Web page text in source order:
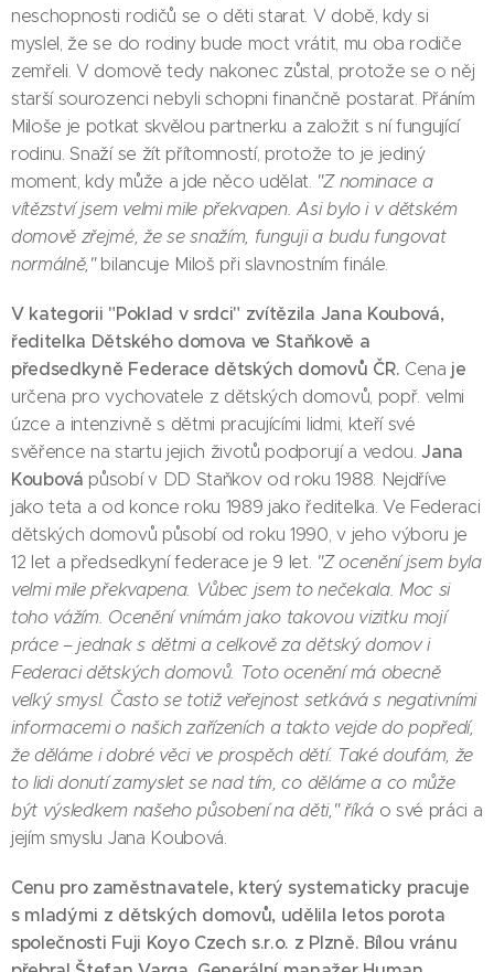
neschopnosti rodičů se o děti starat. V době, kdy si
myslel, že se do rodiny bude moct vrátit, mu oba rodiče
zemřeli. V domově tedy nakonec zůstal, protože se o něj
starší sourozenci nebyli schopni finančně postarat. Přáním
Miloše je potkat skvělou partnerku a založit s ní fungující
rodinu. Snaží se žít přítomností, protože to je jediný
moment, kdy může a jde něco udělat. "Z nominace a
vítězství jsem velmi mile překvapen. Asi bylo i v dětském
domově zřejmé, že se snažím, funguji a budu fungovat
normálně," bilancuje Miloš při slavnostním finále.
V kategorii "Poklad v srdci" zvítězila Jana Koubová,
ředitelka Dětského domova ve Staňkově a
předsedkyně Federace dětských domovů ČR. Cena je
určena pro vychovatele z dětských domovů, popř. velmi
úzce a intenzivně s dětmi pracujícími lidmi, kteří své
svěřence na startu jejich životů podporují a vedou.Jana
Koubová působí v DD Staňkov od roku 1988. Nejdříve
jako teta a od konce roku 1989 jako ředitelka. Ve Federaci
dětských domovů působí od roku 1990, v jeho výboru je
12 let a předsedkyní federace je 9 let. "Z ocenění jsem byla
velmi mile překvapena. Vůbec jsem to nečekala. Moc si
toho vážím. Ocenění vnímám jako takovou vizitku mojí
práce – jednak s dětmi a celkově za dětský domov i
Federaci dětských domovů. Toto ocenění má obecně
velký smysl. Často se totiž veřejnost setkává s negativními
informacemi o našich zařízeních a takto vejde do popředí,
že děláme i dobré věci ve prospěch dětí. Také doufám, že
to lidi donutí zamyslet se nad tím, co děláme a co může
být výsledkem našeho působení na děti," říká o své práci a
jejím smyslu Jana Koubová.
Cenu pro zaměstnavatele, který systematicky pracuje
s mladými z dětských domovů, udělila letos porota
společnosti Fuji Koyo Czech s.r.o. z Plzně. Bílou vránu